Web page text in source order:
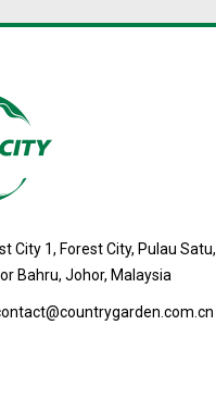
City 1, Forest City, Pulau Satu,
Bahru, Johor, Malaysia